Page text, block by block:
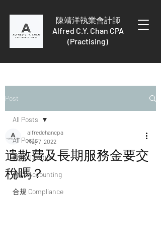
陳靖洋執業會計師
Alfred C.Y. Chan CPA
(Practising)
Post
All Posts
稅務 Taxation
會計 Accounting
合規 Compliance
All Posts
遣散費及長期服務金要交
稅嗎？
alfredchancpa
May 7, 2022